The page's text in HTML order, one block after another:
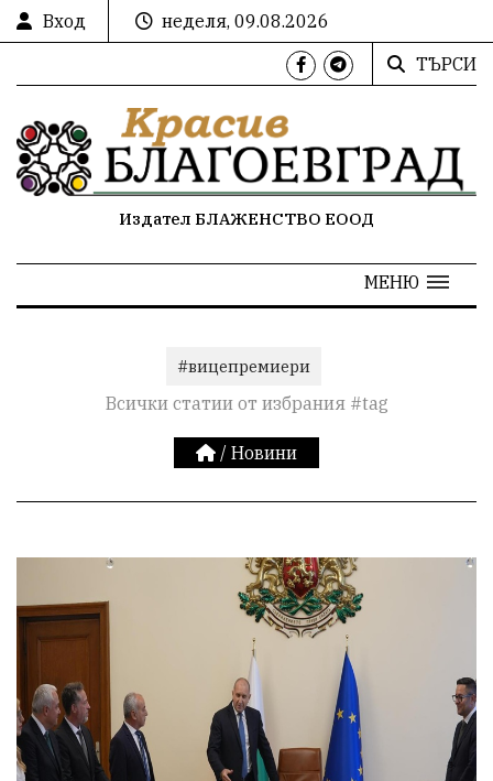
Вход
неделя, 09.08.2026
ТЪРСИ
Издател БЛАЖЕНСТВО ЕООД
МЕНЮ
#вицепремиери
Всички статии от избрания #tag
/ Новини